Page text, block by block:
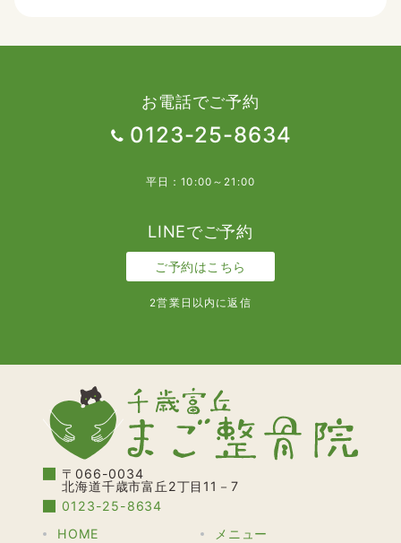
お電話でご予約
0123-25-8634
平日：10:00～21:00
LINEでご予約
ご予約はこちら
2営業日以内に返信
〒066-0034
北海道千歳市富丘2丁目11－7
0123-25-8634
HOME
メニュー